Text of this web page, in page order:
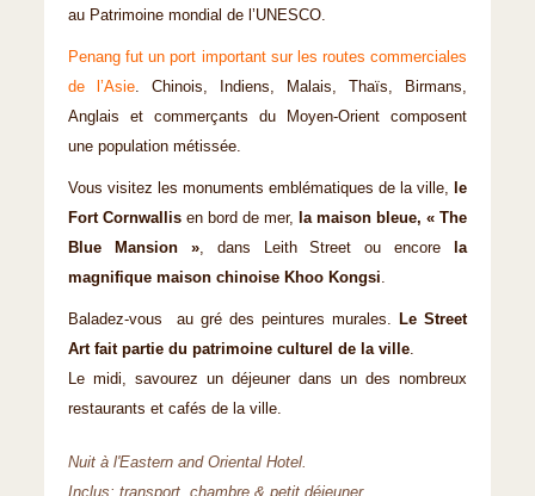
au Patrimoine mondial de l’UNESCO.
Penang fut un port important sur les routes commerciales
de l’Asie. Chinois, Indiens, Malais, Thaïs, Birmans,
Anglais et commerçants du Moyen-Orient composent
une population métissée.
Vous visitez les monuments emblématiques de la ville,
le
Fort Cornwallis en bord de mer,
la maison bleue, « The
Blue Mansion », dans Leith Street ou encore
la
magnifique maison chinoise Khoo Kongsi.
Baladez-vous au gré des peintures murales.
Le Street
Art fait partie du patrimoine culturel de la ville.
Le midi, savourez un déjeuner dans un des nombreux
restaurants et cafés de la ville.
Nuit à l'Eastern and Oriental Hotel.
Inclus: transport, chambre & petit déjeuner